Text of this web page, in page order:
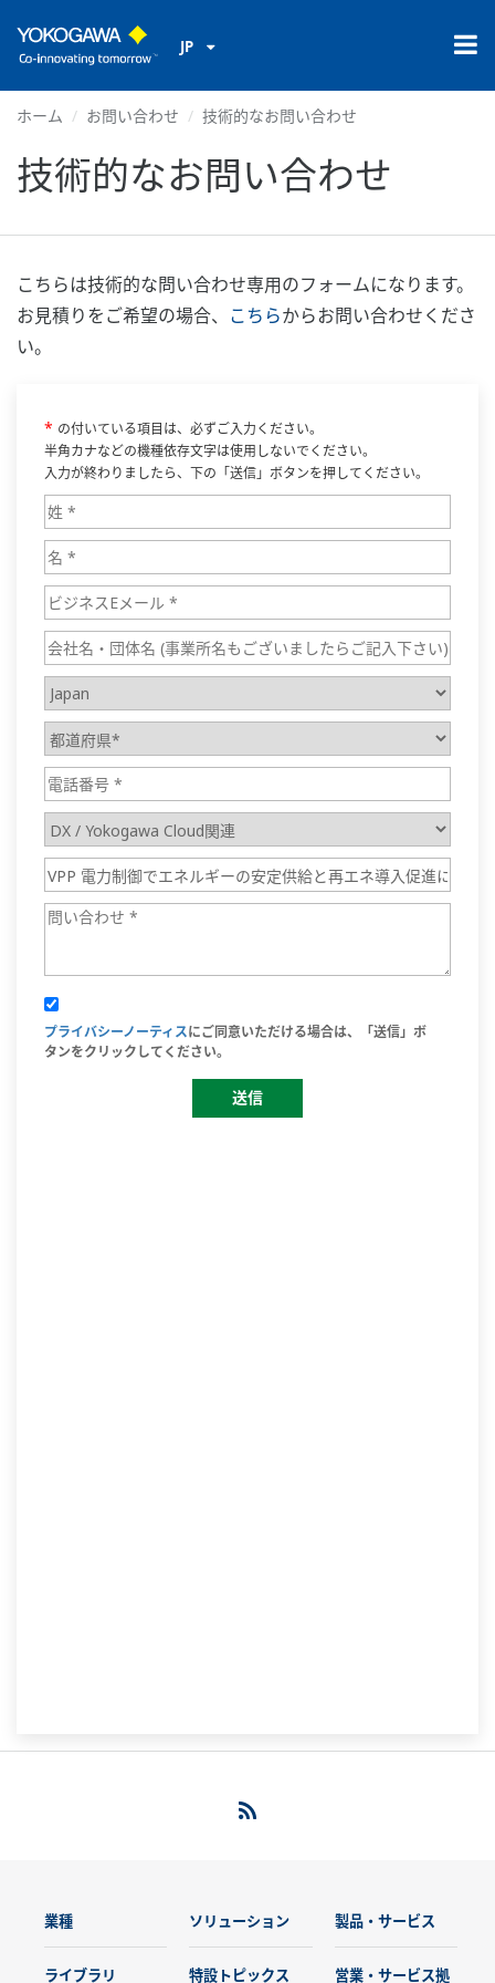
JP
ホーム お問い合わせ 技術的なお問い合わせ
技術的なお問い合わせ
こちらは技術的な問い合わせ専用のフォームになります。
お見積りをご希望の場合、 こちらからお問い合わせくださ
い。
業種 ソリューション 製品・サービス
ライブラリ 特設トピックス 営業・サービス拠